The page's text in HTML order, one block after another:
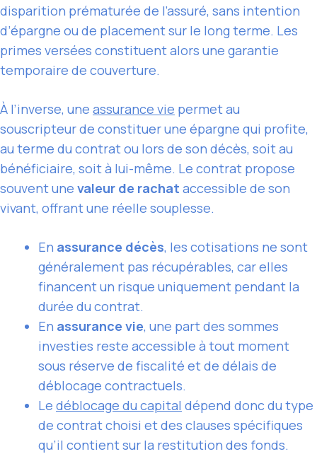
disparition prématurée de l’assuré, sans intention
d’épargne ou de placement sur le long terme. Les
primes versées constituent alors une garantie
temporaire de couverture.
À l’inverse, une assurance vie permet au
souscripteur de constituer une épargne qui profite,
au terme du contrat ou lors de son décès, soit au
bénéficiaire, soit à lui-même. Le contrat propose
souvent une valeur de rachat accessible de son
vivant, offrant une réelle souplesse.
En assurance décès, les cotisations ne sont
généralement pas récupérables, car elles
financent un risque uniquement pendant la
durée du contrat.
En assurance vie, une part des sommes
investies reste accessible à tout moment
sous réserve de fiscalité et de délais de
déblocage contractuels.
Le déblocage du capital dépend donc du type
de contrat choisi et des clauses spécifiques
qu’il contient sur la restitution des fonds.